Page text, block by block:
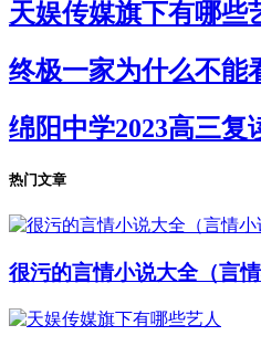
天娱传媒旗下有哪些
终极一家为什么不能
绵阳中学2023高三复
热门文章
很污的言情小说大全（言